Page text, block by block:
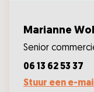
Marianne
Senior
06 13 62 53 37
Stuur een e-mail